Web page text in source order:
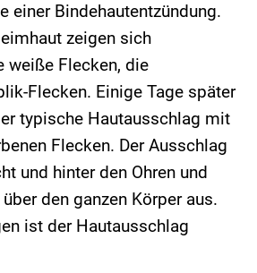
einer Bindehautentzündung.
zeigen sich
weiße Flecken, die
Flecken. Einige Tage später
typische Hautausschlag mit
Flecken. Der Ausschlag
und hinter den Ohren und
den ganzen Körper aus.
ist der Hautausschlag